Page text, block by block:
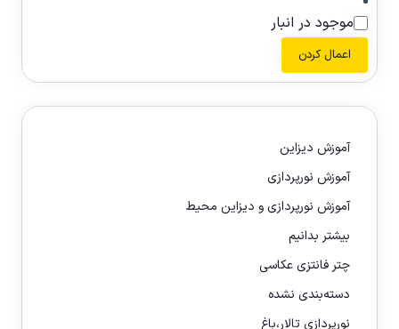
موجود در انبار
اعمال کردن
آموزش دیزاین
آموزش نورپردازی
آموزش نورپردازی و دیزاین محیط
بیشتر بدانیم
چتر فانتزی عکاسی
دسته‌بندی نشده
نورپردازی تالار،باغ